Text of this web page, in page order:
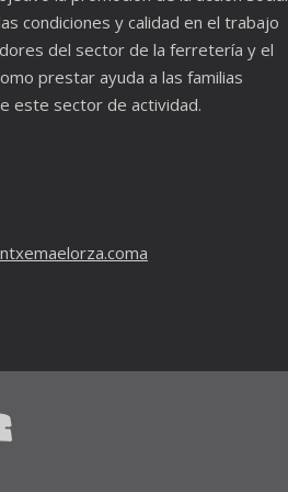
condiciones y calidad en el trabajo
del sector de la ferretería y el
prestar ayuda a las familias
este sector de actividad.